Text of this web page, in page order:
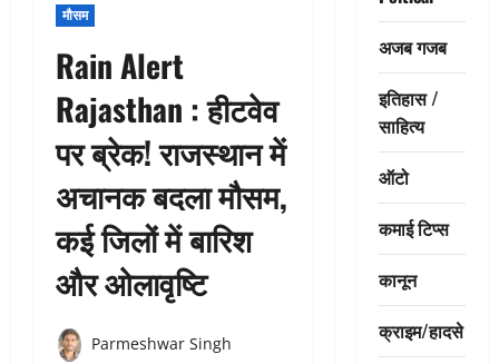
मौसम
Rain Alert
Rajasthan : हीटवेव
पर ब्रेक! राजस्थान में
अचानक बदला मौसम,
कई जिलों में बारिश
और ओलावृष्टि
Parmeshwar Singh
अजब गजब
इतिहास /
साहित्य
ऑटो
कमाई टिप्स
कानून
क्राइम/हादसे